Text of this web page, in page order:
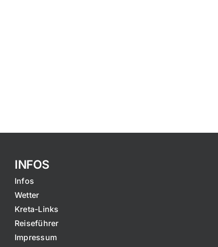
INFOS
Infos
Wetter
Kreta-Links
Reiseführer
Impressum